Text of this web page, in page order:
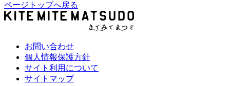
ページトップへ戻る
お問い合わせ
個人情報保護方針
サイト利用について
サイトマップ